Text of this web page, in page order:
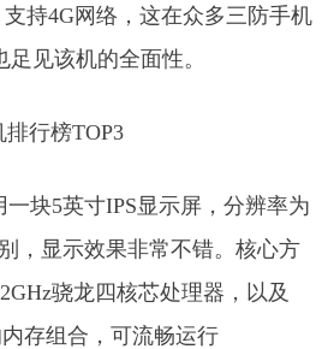
持4G网络，这在众多三防手机
见该机的全面性。
块5英寸IPS显示屏，分辨率为
，显示效果非常不错。核心方
骁龙四核芯处理器，以及
存组合，可流畅运行